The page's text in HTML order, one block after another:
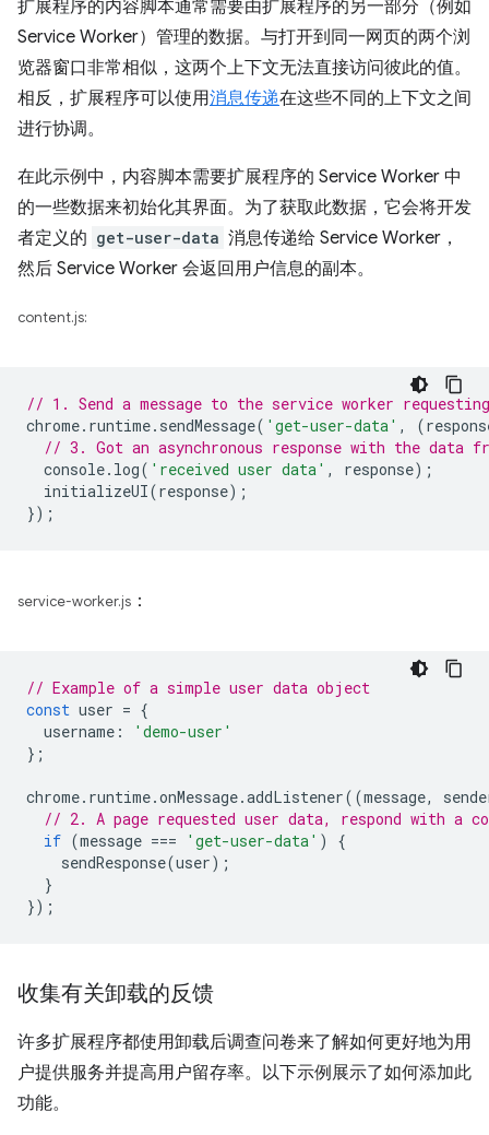
扩展程序的内容脚本通常需要由扩展程序的另一部分（例如
Service Worker）管理的数据。与打开到同一网页的两个浏
览器窗口非常相似，这两个上下文无法直接访问彼此的值。
相反，扩展程序可以使用消息传递在这些不同的上下文之间
进行协调。
在此示例中，内容脚本需要扩展程序的 Service Worker 中
的一些数据来初始化其界面。为了获取此数据，它会将开发
者定义的 get-user-data 消息传递给 Service Worker，
然后 Service Worker 会返回用户信息的副本。
content.js:
// 1. Send a message to the service worker
chrome. runtime. sendMessage( 'get-user-data' , (
// 3. Got an asynchronous response with the data
console. log( 'received user data' , response);
initializeUI(response);
});
service-worker.js ：
// Example of a simple user data object
const user = {
username :
'demo-user'
};
chrome. runtime.onMessage.addListener((message,
// 2. A page requested user data, respond with a
if (message === 'get-user-data' )
{
sendResponse(user);
}
});
收集有关卸载的反馈
许多扩展程序都使用卸载后调查问卷来了解如何更好地为用
户提供服务并提高用户留存率。以下示例展示了如何添加此
功能。